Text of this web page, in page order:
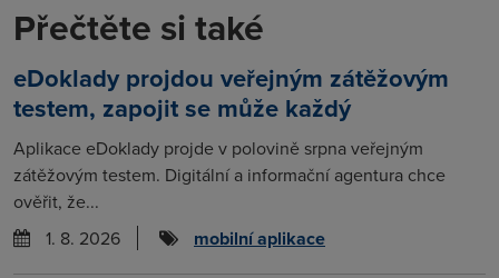
Přečtěte si také
eDoklady projdou veřejným zátěžovým
testem, zapojit se může každý
Aplikace eDoklady projde v polovině srpna veřejným
zátěžovým testem. Digitální a informační agentura chce
ověřit, že...
1. 8. 2026
mobilní aplikace